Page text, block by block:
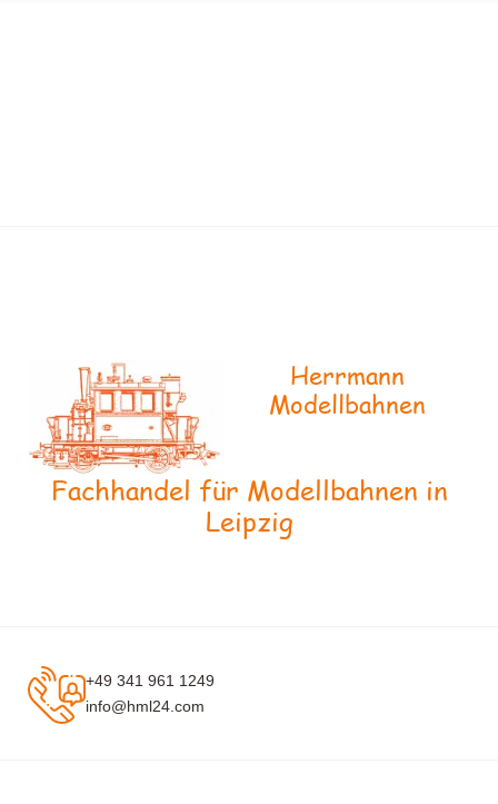
Herrmann
Modellbahnen
Fachhandel für Modellbahnen in
Leipzig
+49 341 961 1249
info@hml24.com